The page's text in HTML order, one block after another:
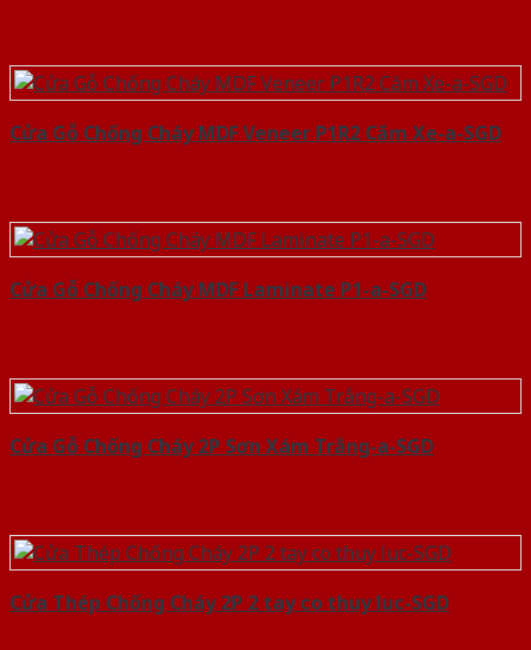
Cửa Gỗ Chống Cháy MDF Veneer P1R2 Căm Xe-a-SGD
Cửa Gỗ Chống Cháy MDF Laminate P1-a-SGD
Cửa Gỗ Chống Cháy 2P Sơn Xám Trắng-a-SGD
Cửa Thép Chống Cháy 2P 2 tay co thuy luc-SGD